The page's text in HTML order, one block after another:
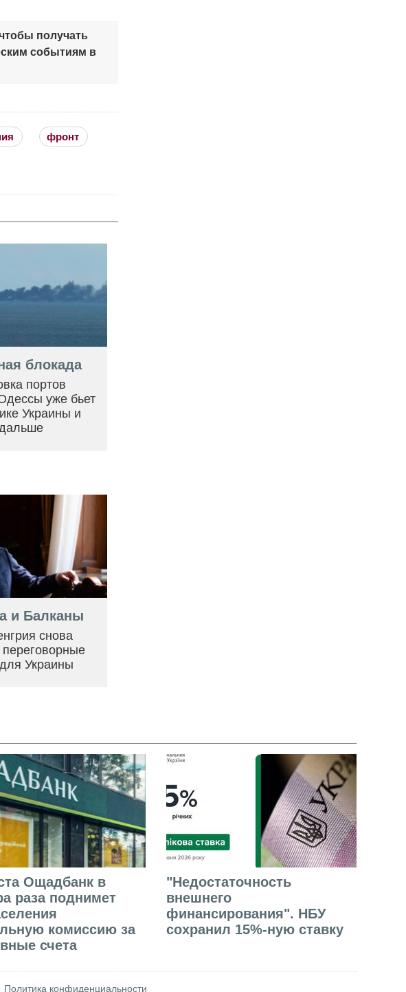
получать
событиям в
фронт
блокада
портов
уже бьет
Украины и
и Балканы
снова
переговорные
Украины
Ощадбанк в
раза поднимет
комиссию за
счета
"Недостаточность
внешнего
финансирования". НБУ
сохранил 15%-ную ставку
Политика конфиденциальности